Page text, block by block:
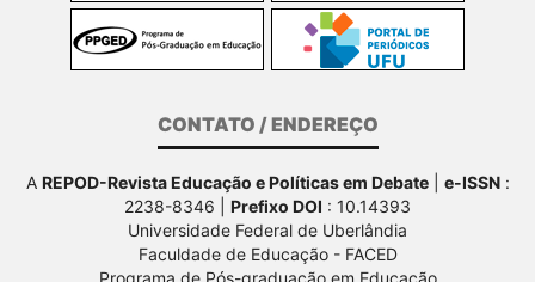
CONTATO / ENDEREÇO
A REPOD-Revista Educação e Políticas em Debate| e-ISSN:
2238-8346 | Prefixo DOI : 10.14393
Universidade Federal de Uberlândia
Faculdade de Educação - FACED